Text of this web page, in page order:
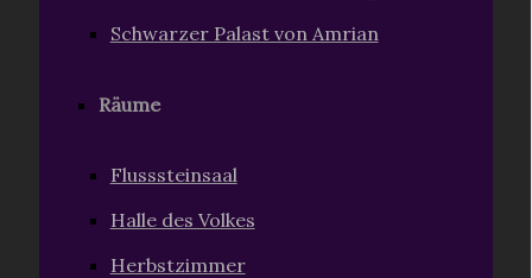
Schwarzer Palast von Amrian
Räume
Flusssteinsaal
Halle des Volkes
Herbstzimmer